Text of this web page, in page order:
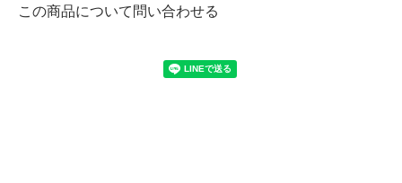
この商品について問い合わせる